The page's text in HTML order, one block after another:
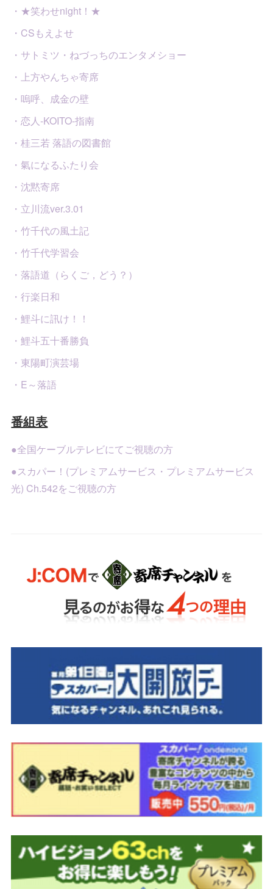
・★笑わせnight！★
・CSもえよせ
・サトミツ・ねづっちのエンタメショー
・上方やんちゃ寄席
・嗚呼、成金の壁
・恋人-KOITO-指南
・桂三若 落語の図書館
・氣になるふたり会
・沈黙寄席
・立川流ver.3.01
・竹千代の風土記
・竹千代学習会
・落語道（らくご，どう？）
・行楽日和
・鯉斗に訊け！！
・鯉斗五十番勝負
・東陽町演芸場
・E～落語
番組表
●全国ケーブルテレビにてご視聴の方
●スカパー！(プレミアムサービス・プレミアムサービス
光) Ch.542をご視聴の方